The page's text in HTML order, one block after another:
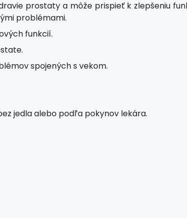
prostaty a môže prispieť k zlepšeniu
problémami.
funkcií.
spojených s vekom.
jedla alebo podľa pokynov lekára.